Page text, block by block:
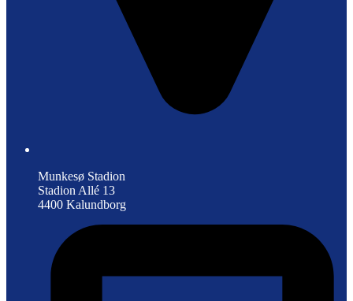
Munkesø Stadion
Stadion Allé 13
4400 Kalundborg